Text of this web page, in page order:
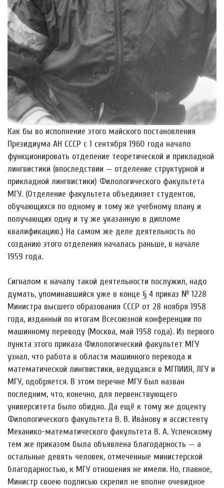
Как бы во исполнение этого майского постановления
Президиума АН СССР с 1 сентября 1960 года начало
функционировать отделение теоретической и прикладной
лингвистики (впоследствии — отделение структурной и
прикладной лингвистики) Филологического факультета
МГУ. (Отделение факультета объединяет студентов,
обучающихся по одному и тому же учебному плану и
получающих одну и ту же указанную в дипломе
квалификацию.) На самом же деле деятельность по
созданию этого отделения началась раньше, в начале
1959 года.
Сигналом к началу такой деятельности послужил, надо
думать, упоминавшийся уже в конце § 4 приказ № 1228
Министра высшего образования СССР от 28 ноября 1958
года, изданный по итогам Всесоюзной конференции по
машинному переводу (Москва, май 1958 года). Из первого
пункта этого приказа Филологический факультет МГУ
узнал, что работа в области машинного перевода и
математической лингвистики, ведущаяся в МГПИИЯ, ЛГУ и
МГУ, одобряется. В этом перечне МГУ был назван
последним, что, конечно, для первенствующего
университета было обидно. Да ещё к тому же доценту
Филологического факультета В. В. Ива́нову и ассистенту
Механико-математического факультета В. А. Успенскому
тем же приказом была объявлена благодарность — а
остальные девять человек, отмеченные министерской
благодарностью, к МГУ отношения не имели. Но, главное,
Министр своею подписью скрепил не вполне очевидное